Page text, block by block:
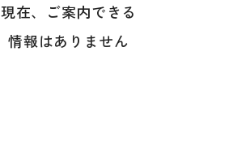
現在、ご案内できる
情報はありません